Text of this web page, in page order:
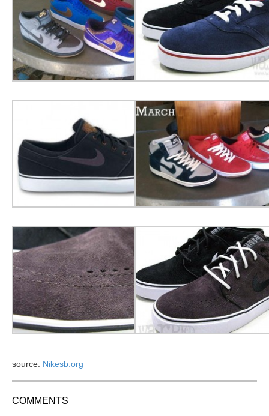
source: Nikesb.org
COMMENTS